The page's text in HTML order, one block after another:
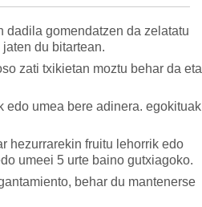
dadila gomendatzen da zelatatu
du bitartean.
zati txikietan moztu behar da eta
edo umea bere adinera. egokituak
hezurrarekin fruitu lehorrik edo
umeei 5 urte baino gutxiagoko.
behar du mantenerse